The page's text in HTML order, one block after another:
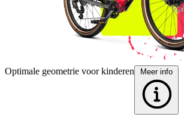
Optimale geometrie voor kinderen